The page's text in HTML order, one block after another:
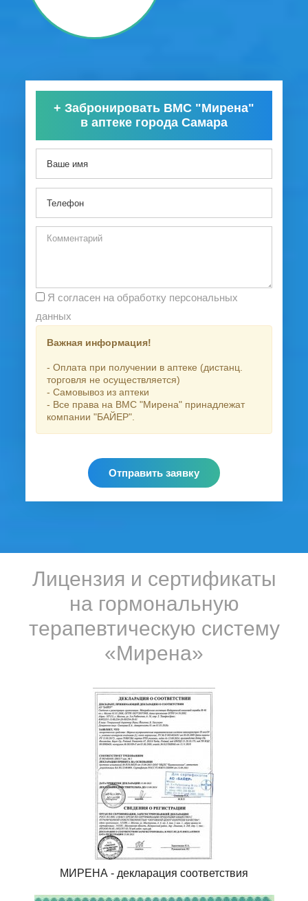
+ Забронировать ВМС "Мирена"
в аптеке города Самара
данных
Важная информация!
- Оплата при получении в аптеке (дистанц.
торговля не осуществляется)
- Самовывоз из аптеки
- Все права на ВМС "Мирена" принадлежат
компании "БАЙЕР".
Отправить заявку
Лицензия и сертификаты
на гормональную
терапевтическую систему
«Мирена»
МИРЕНА - декларация соответствия